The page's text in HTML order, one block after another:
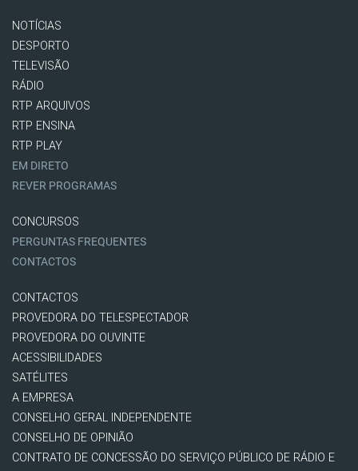
NOTÍCIAS
DESPORTO
TELEVISÃO
RÁDIO
RTP ARQUIVOS
RTP ENSINA
RTP PLAY
EM DIRETO
REVER PROGRAMAS
CONCURSOS
PERGUNTAS FREQUENTES
CONTACTOS
CONTACTOS
PROVEDORA DO TELESPECTADOR
PROVEDORA DO OUVINTE
ACESSIBILIDADES
SATÉLITES
A EMPRESA
CONSELHO GERAL INDEPENDENTE
CONSELHO DE OPINIÃO
CONTRATO DE CONCESSÃO DO SERVIÇO PÚBLICO DE RÁDIO E